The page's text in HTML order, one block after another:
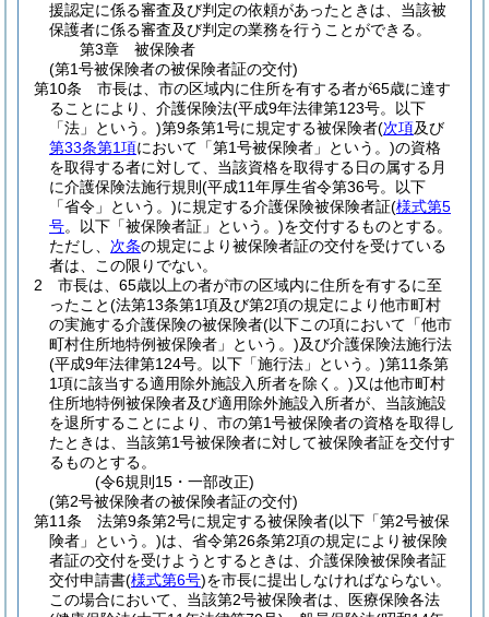
援認定に係る審査及び判定の依頼があったときは、当該被
保護者に係る審査及び判定の業務を行うことができる。
第3章
被保険者
(第1号被保険者の被保険者証の交付)
第10条
市長は、市の区域内に住所を有する者が65歳に達す
ることにより、介護保険法(平成9年法律第123号。以下
「法」という。)第9条第1号に規定する被保険者(次項及び
第33条第1項において「第1号被保険者」という。)の資格
を取得する者に対して、当該資格を取得する日の属する月
に介護保険法施行規則 (平成11年厚生省令第36号。以下
「省令」という。)に規定する介護保険被保険者証(様式第5
号。以下「被保険者証」という。)を交付するものとする。
ただし、 次条の規定により被保険者証の交付を受けている
者は、この限りでない。
2
市長は、65歳以上の者が市の区域内に住所を有するに至
ったこと(法第13条第1項及び第2項の規定により他市町村
の実施する介護保険の被保険者(以下この項において「他市
町村住所地特例被保険者」という。)及び介護保険法施行法
(平成9年法律第124号。以下「施行法」という。)第11条第
1項に該当する適用除外施設入所者を除く。)又は他市町村
住所地特例被保険者及び適用除外施設入所者が、当該施設
を退所することにより、市の第1号被保険者の資格を取得し
たときは、当該第1号被保険者に対して被保険者証を交付す
るものとする。
(令6規則15・一部改正)
(第2号被保険者の被保険者証の交付)
第11条
法第9条第2号に規定する被保険者(以下「第2号被保
険者」という。)は、省令第26条第2項の規定により被保険
者証の交付を受けようとするときは、介護保険被保険者証
交付申請書(様式第6号)を市長に提出しなければならない。
この場合において、当該第2号被保険者は、医療保険各法